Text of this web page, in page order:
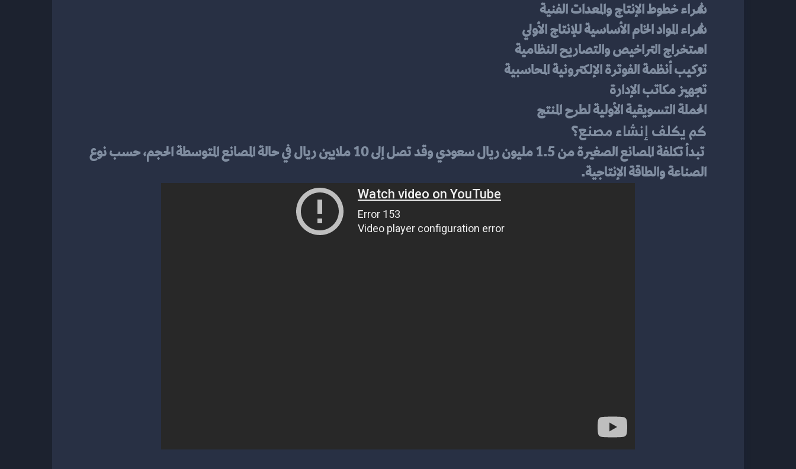
شراء خطوط الإنتاج والمعدات الفنية
شراء المواد الخام الأساسية للإنتاج الأولي
استخراج التراخيص والتصاريح النظامية
تركيب أنظمة الفوترة الإلكترونية المحاسبية
تجهيز مكاتب الإدارة
الحملة التسويقية الأولية لطرح المنتج
كم يكلف إنشاء مصنع؟
الصناعة والطاقة الإنتاجية.